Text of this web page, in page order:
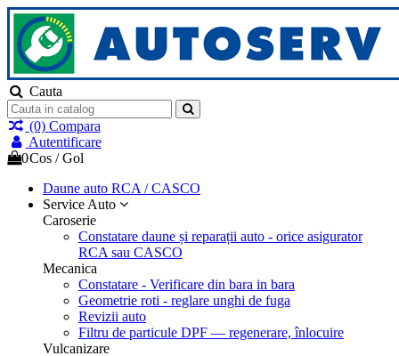
Cauta
(0) Compara
Autentificare
0Cos /Gol
Daune auto RCA / CASCO
Service Auto
Caroserie
Constatare daune și reparații auto - orice asigurator
RCA sau CASCO
Mecanica
Constatare - Verificare din bara in bara
Geometrie roti - reglare unghi de fuga
Revizii auto
Filtru de particule DPF — regenerare, înlocuire
Vulcanizare